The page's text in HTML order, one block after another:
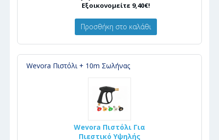
Εξοικονομείτε 9,40€!
Προσθήκη στο καλάθι
Wevora Πιστόλι + 10m Σωλήνας
Wevora Πιστόλι Για
Πιεστικό Υψηλής